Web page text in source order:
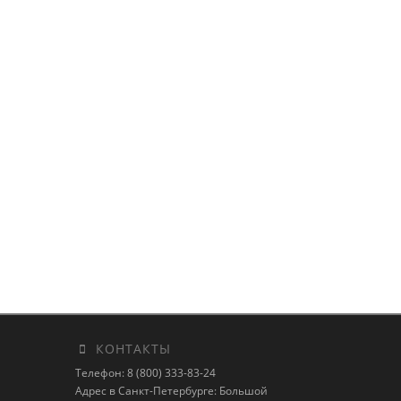
КОНТАКТЫ
Телефон: 8 (800) 333-83-24
Адрес в Санкт-Петербурге: Большой